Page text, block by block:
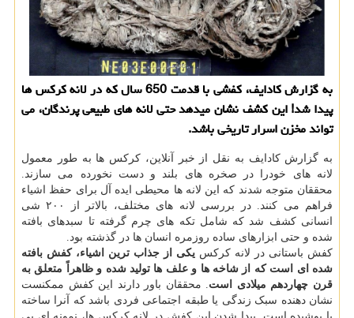
به گزارش کادایف، کفشی با قدمت 650 سال که در لانه کرکس ها
پیدا شد! این کشف نشان میدهد حتی لانه های طبیعی پرندگان، می
تواند مخزن اسرار تاریخی باشد.
به گزارش کادایف به نقل از خبر آنلاین، کرکس ها به طور معمول
لانه های خودرا در صخره های بلند و دست نخورده می سازند.
محققان متوجه شدند که این لانه ها محیطی ایده آل برای حفظ اشیاء
فراهم می کنند. در بررسی لانه های مختلف، بالاتر از ۲۰۰ شی
انسانی کشف شد که شامل تکه های چرم گرفته تا سبدهای بافته
شده و حتی ابزارهای ساده روزمره انسان ها در گذشته بود.
کفش باستانی در لانه کرکس یکی از جذاب ترین اشیاء، کفش بافته
شده ای است که از شاخه ها و علف ها تولید شده و ظاهراً متعلق به
قرن چهاردهم میلادی است . محققان باور دارند این کفش ممکنست
نشان دهنده سبک زندگی یا طبقه اجتماعی فردی باشد که آنرا ساخته